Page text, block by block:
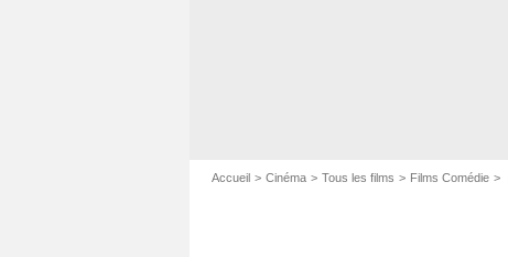
Accueil Cinéma Tous les films Films Comédie